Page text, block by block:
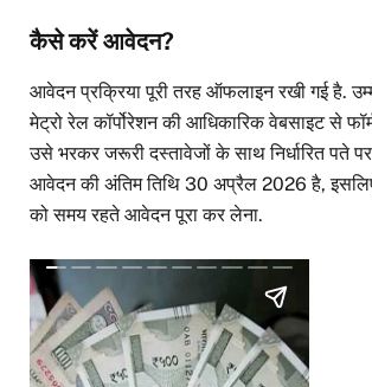
कैसे करें आवेदन?
आवेदन प्रक्रिया पूरी तरह ऑफलाइन रखी गई है.
मेट्रो रेल कॉर्पोरेशन की आधिकारिक वेबसाइट से
उसे भरकर जरूरी दस्तावेजों के साथ निर्धारित पते पर
आवेदन की अंतिम तिथि 30 अप्रैल 2026 है,
को समय रहते आवेदन पूरा कर लेना.